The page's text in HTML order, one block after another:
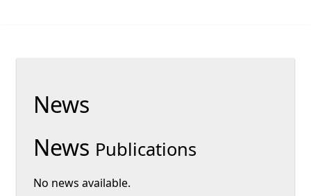
News
News Publications
No news available.